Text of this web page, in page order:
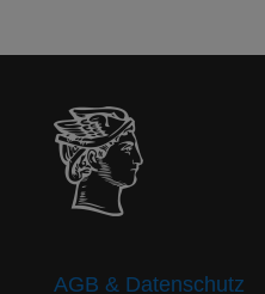
AGB & Datenschutz